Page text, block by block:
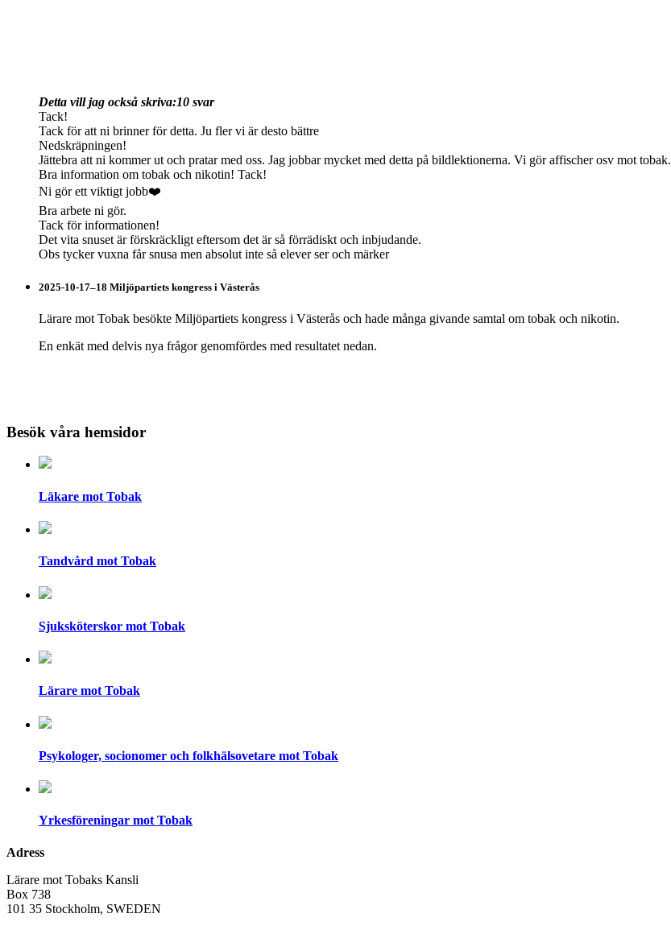
Detta vill jag också skriva:10 svar
Tack!
Tack för att ni brinner för detta. Ju fler vi är desto bättre
Nedskräpningen!
Jättebra att ni kommer ut och pratar med oss. Jag jobbar mycket med detta på bildlektionerna. Vi gör affischer osv mot tobak.
Bra information om tobak och nikotin! Tack!
Ni gör ett viktigt jobb❤️
Bra arbete ni gör.
Tack för informationen!
Det vita snuset är förskräckligt eftersom det är så förrädiskt och inbjudande.
Obs tycker vuxna får snusa men absolut inte så elever ser och märker
2025-10-17–18 Miljöpartiets kongress i Västerås
Lärare mot Tobak besökte Miljöpartiets kongress i Västerås och hade många givande samtal om tobak och nikotin.
En enkät med delvis nya frågor genomfördes med resultatet nedan.
Besök våra hemsidor
Läkare mot Tobak
Tandvård mot Tobak
Sjuksköterskor mot Tobak
Lärare mot Tobak
Psykologer, socionomer och folkhälsovetare mot Tobak
Yrkesföreningar mot Tobak
Adress
Lärare mot Tobaks Kansli
Box 738
101 35 Stockholm, SWEDEN